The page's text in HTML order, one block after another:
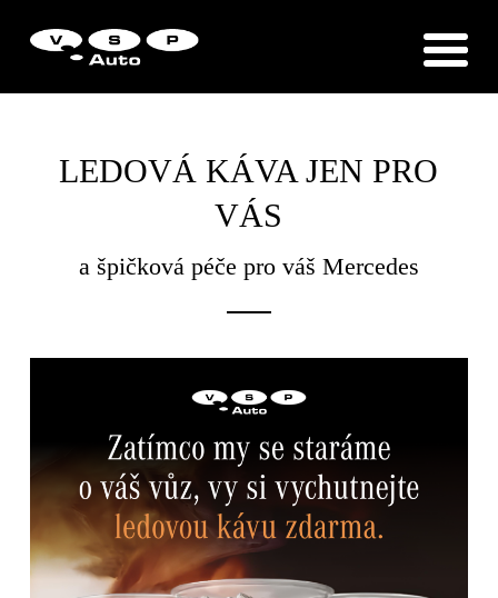
LEDOVÁ KÁVA JEN PRO
VÁS
a špičková péče pro váš Mercedes
Zákaznická podpora
Vítejte u VSP Auto s.r.o.